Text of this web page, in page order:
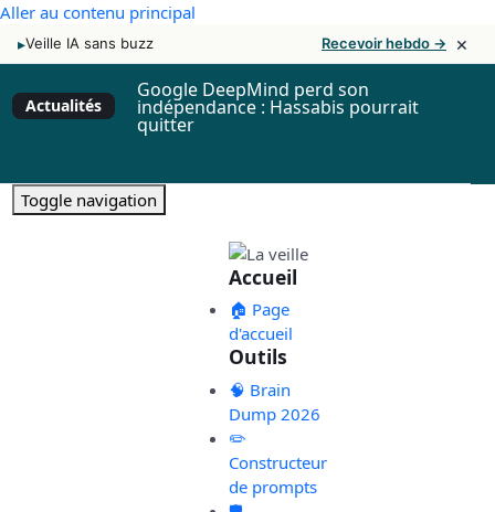
Aller au contenu principal
▸Veille IA sans buzz Recevoir hebdo → ×
Actualités
Google DeepMind perd son
indépendance : Hassabis pourrait
quitter
Toggle navigation
Accueil
🏠 Page
d'accueil
Outils
🧠 Brain
Dump 2026
✏️
Constructeur
de prompts